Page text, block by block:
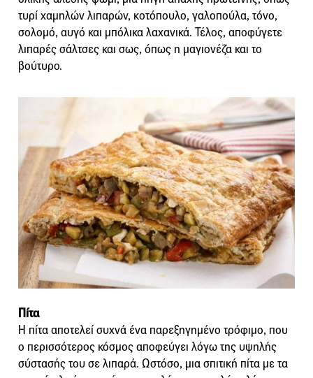
τυρί χαμηλών λιπαρών, κοτόπουλο, γαλοπούλα, τόνο,
σολομό, αυγό και μπόλικα λαχανικά. Τέλος, αποφύγετε
λιπαρές σάλτσες και σως, όπως η μαγιονέζα και το
βούτυρο.
Πίτα
Η πίτα αποτελεί συχνά ένα παρεξηγημένο τρόφιμο, που
ο περισσότερος κόσμος αποφεύγει λόγω της υψηλής
σύστασής του σε λιπαρά. Ωστόσο, μια σπιτική πίτα με τα